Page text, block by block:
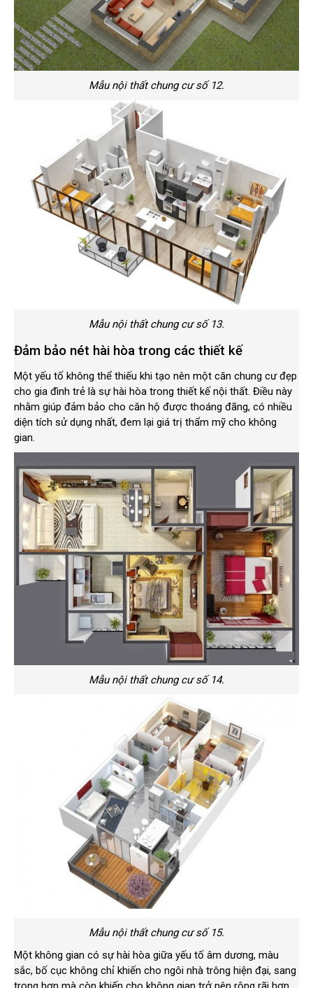
Mẫu nội thất chung cư số 12.
Mẫu nội thất chung cư số 13.
Đảm bảo nét hài hòa trong các thiết kế
Một yếu tố không thể thiếu khi tạo nên một căn chung cư đẹp
cho gia đình trẻ là sự hài hòa trong thiết kế nội thất. Điều này
nhằm giúp đảm bảo cho căn hộ được thoáng đãng, có nhiều
diện tích sử dụng nhất, đem lại giá trị thẩm mỹ cho không
gian.
Mẫu nội thất chung cư số 14.
Mẫu nội thất chung cư số 15.
Một không gian có sự hài hòa giữa yếu tố âm dương, màu
sắc, bố cục không chỉ khiến cho ngôi nhà trông hiện đại, sang